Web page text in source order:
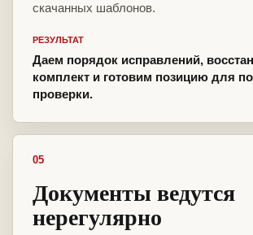
скачанных шаблонов.
РЕЗУЛЬТАТ
Даем порядок исправлений,
комплект и готовим позицию для
проверки.
05
Документы ведутся
нерегулярно